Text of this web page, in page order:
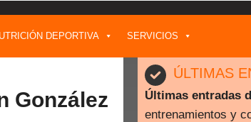
DEPORTIVA SERVICIOS
González
ÚLTIMAS
Últimas entradas
entrenamientos y